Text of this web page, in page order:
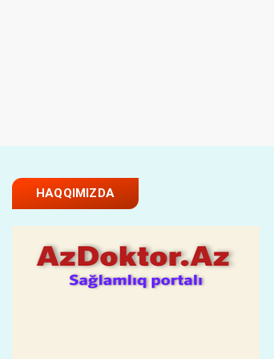
HAQQIMIZDA